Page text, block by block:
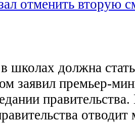
отменить вторую
школах должна
заявил премьер-